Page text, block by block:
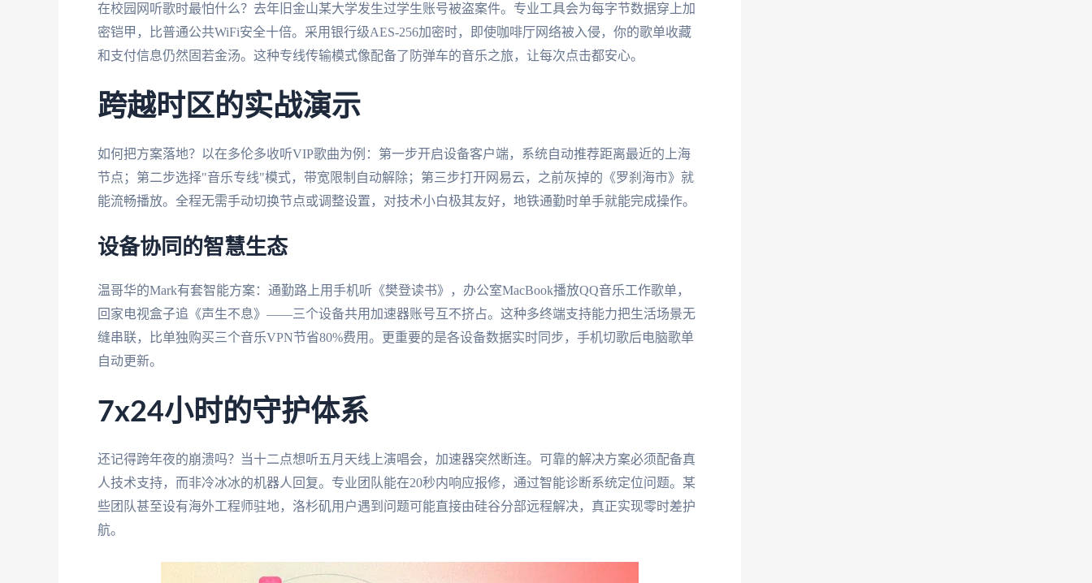
在校园网听歌时最怕什么？去年旧金山某大学发生过学生账号被盗案件。专业工具会为每字节数据穿上加
密铠甲，比普通公共WiFi安全十倍。采用银行级AES-256加密时，即使咖啡厅网络被入侵，你的歌单收藏
和支付信息仍然固若金汤。这种专线传输模式像配备了防弹车的音乐之旅，让每次点击都安心。
跨越时区的实战演示
如何把方案落地？以在多伦多收听VIP歌曲为例：第一步开启设备客户端，系统自动推荐距离最近的上海
节点；第二步选择"音乐专线"模式，带宽限制自动解除；第三步打开网易云，之前灰掉的《罗刹海市》就
能流畅播放。全程无需手动切换节点或调整设置，对技术小白极其友好，地铁通勤时单手就能完成操作。
设备协同的智慧生态
温哥华的Mark有套智能方案：通勤路上用手机听《樊登读书》，办公室MacBook播放QQ音乐工作歌单，
回家电视盒子追《声生不息》——三个设备共用加速器账号互不挤占。这种多终端支持能力把生活场景无
缝串联，比单独购买三个音乐VPN节省80%费用。更重要的是各设备数据实时同步，手机切歌后电脑歌单
自动更新。
7x24小时的守护体系
还记得跨年夜的崩溃吗？当十二点想听五月天线上演唱会，加速器突然断连。可靠的解决方案必须配备真
人技术支持，而非冷冰冰的机器人回复。专业团队能在20秒内响应报修，通过智能诊断系统定位问题。某
些团队甚至设有海外工程师驻地，洛杉矶用户遇到问题可能直接由硅谷分部远程解决，真正实现零时差护
航。